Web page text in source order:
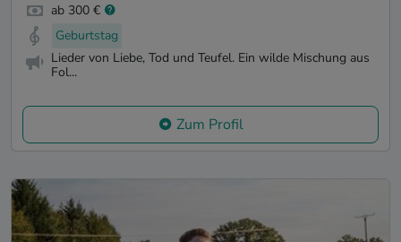
ab 300 €
Geburtstag
Lieder von Liebe, Tod und Teufel. Ein wilde Mischung aus
Fol...
Zum Profil